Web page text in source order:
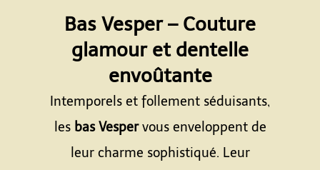
Bas Vesper – Couture
glamour et dentelle
envoûtante
Intemporels et follement séduisants,
les bas Vespervous enveloppent de
leur charme sophistiqué. Leur